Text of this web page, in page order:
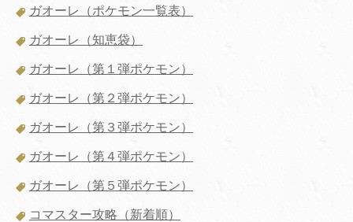
ガオーレ（ポケモン一覧表）
ガオーレ（知恵袋）
ガオーレ（第１弾ポケモン）
ガオーレ（第２弾ポケモン）
ガオーレ（第３弾ポケモン）
ガオーレ（第４弾ポケモン）
ガオーレ（第５弾ポケモン）
コマスター攻略（新着順）